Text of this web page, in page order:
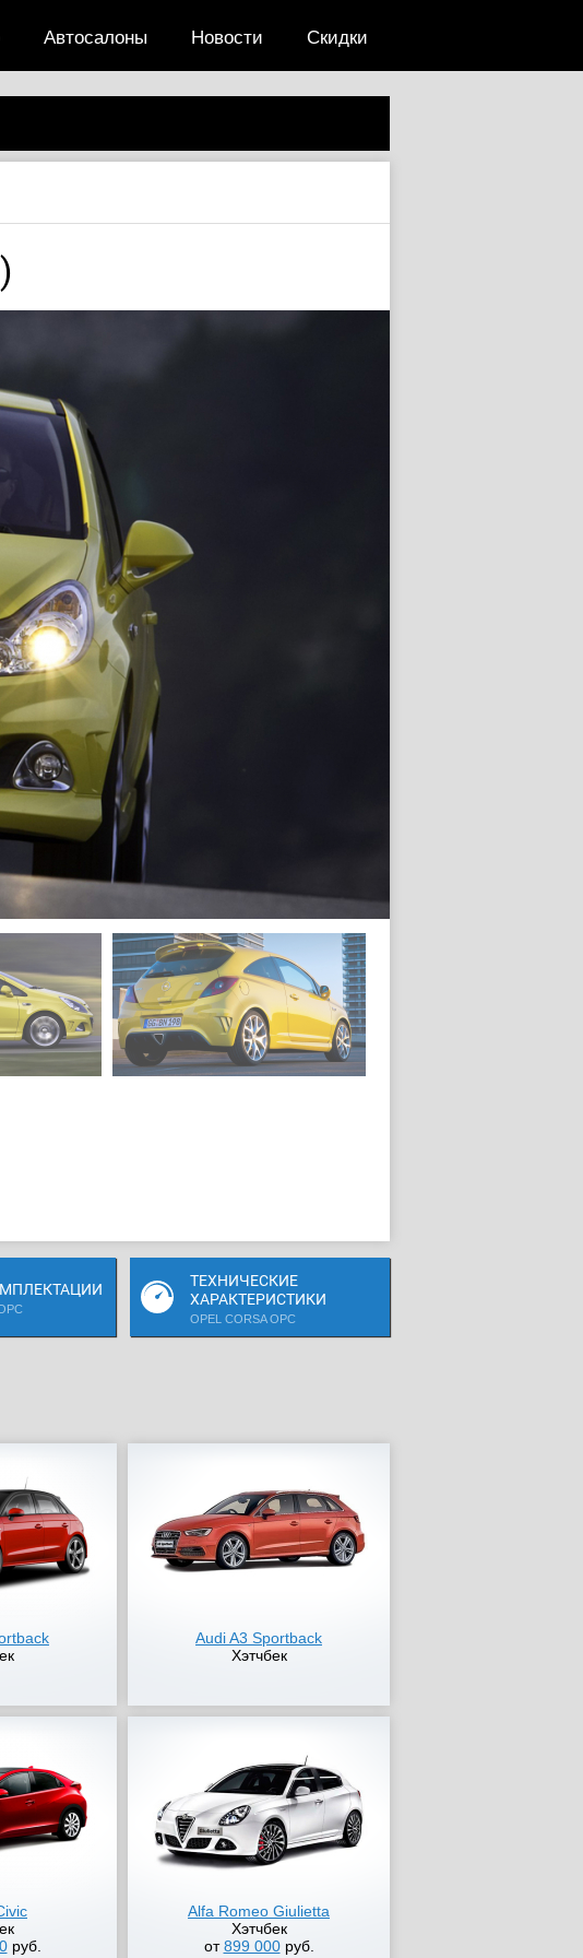
Скидки
Новости
Автосалоны
ТЕХНИЧЕСКИЕ
ХАРАКТЕРИСТИКИ
OPEL CORSA OPC
Audi A3 Sportback
Хэтчбек
руб.
Alfa Romeo Giulietta
Хэтчбек
от899 000руб.